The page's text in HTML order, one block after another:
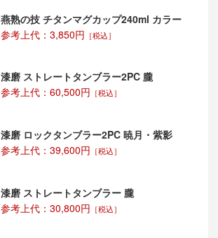
燕熟の技 チタンマグカップ240ml カラー
参考上代：3,850円 ［税込］
漆磨 ストレートタンブラー2PC 朧
参考上代：60,500円 ［税込］
漆磨 ロックタンブラー2PC 暁月・紫影
参考上代：39,600円 ［税込］
漆磨 ストレートタンブラー 朧
参考上代：30,800円 ［税込］